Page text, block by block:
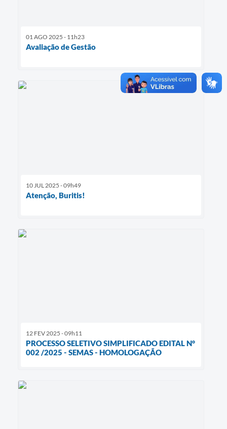
01 AGO 2025 - 11h23
Avaliação de Gestão
10 JUL 2025 - 09h49
Atenção, Buritis!
12 FEV 2025 - 09h11
PROCESSO SELETIVO SIMPLIFICADO EDITAL N°
002 /2025 - SEMAS - HOMOLOGAÇÃO